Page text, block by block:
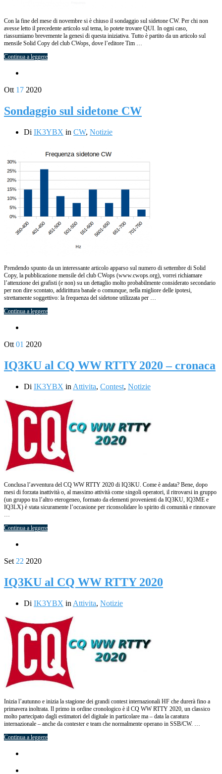
Con la fine del mese di novembre si è chiuso il sondaggio sul sidetone CW. Per chi non
avesse letto il precedente articolo sul tema, lo potete trovare QUI. In ogni caso,
riassumiamo brevemente la genesi di questa iniziativa. Tutto è partito da un articolo sul
mensile Solid Copy del club CWops, dove l’editore Tim …
Continua a leggere
Ott 17 2020
Sondaggio sul sidetone CW
Di IK3YBX in CW, Notizie
Prendendo spunto da un interessante articolo apparso sul numero di settembre di Solid
Copy, la pubblicazione mensile del club CWops (www.cwops.org), vorrei richiamare
l’attenzione dei grafisti (e non) su un dettaglio molto probabilmente considerato secondario
per non dire scontato, addirittura banale o comunque, nella migliore delle ipotesi,
strettamente soggettivo: la frequenza del sidetone utilizzata per …
Continua a leggere
Ott 01 2020
IQ3KU al CQ WW RTTY 2020 – cronaca
Di IK3YBX in Attivita, Contest, Notizie
Conclusa l’avventura del CQ WW RTTY 2020 di IQ3KU. Come è andata? Bene, dopo
mesi di forzata inattività o, al massimo attività come singoli operatori, il ritrovarsi in gruppo
(un gruppo tra l’altro eterogeneo, formato da elementi provenienti da IQ3KU, IQ3ME e
IQ3LX) è stata sicuramente l’occasione per riconsolidare lo spirito di comunità e rinnovare
…
Continua a leggere
Set 22 2020
IQ3KU al CQ WW RTTY 2020
Di IK3YBX in Attivita, Notizie
Inizia l’autunno e inizia la stagione dei grandi contest internazionali HF che durerà fino a
primavera inoltrata. Il primo in ordine cronologico è il CQ WW RTTY 2020, un classico
molto partecipato dagli estimatori del digitale in particolare ma – data la caratura
internazionale – anche da contester e team che normalmente operano in SSB/CW. …
Continua a leggere